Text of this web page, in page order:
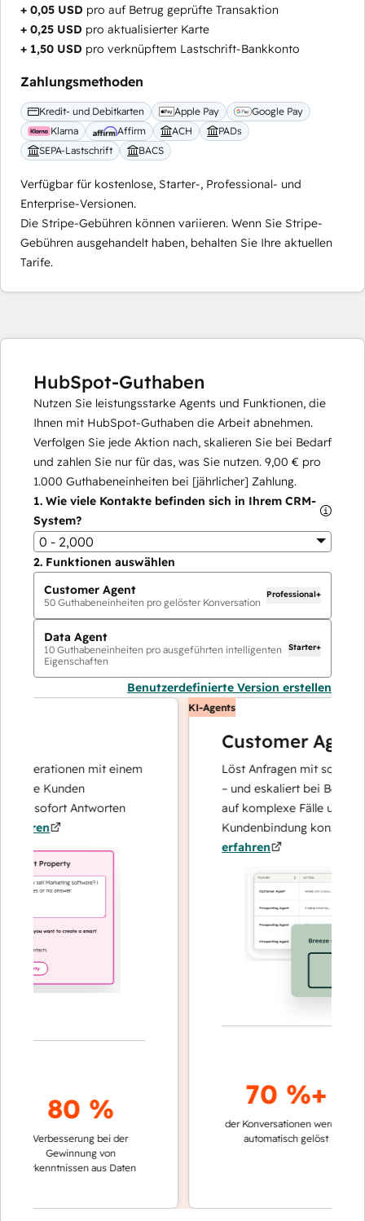
+ 0,05 USD pro auf Betrug geprüfte Transaktion
+ 0,25 USD pro aktualisierter Karte
+ 1,50 USD pro verknüpftem Lastschrift-Bankkonto
Zahlungsmethoden
Kredit- und Debitkarten Apple Pay
Google Pay
Klarna
Affirm ACH
PADs
SEPA-Lastschrift
BACS
Verfügbar für kostenlose, Starter-, Professional- und
Enterprise-Versionen.
Die Stripe-Gebühren können variieren. Wenn Sie Stripe-
Gebühren ausgehandelt haben, behalten Sie Ihre aktuellen
Tarife.
HubSpot-Guthaben
Nutzen Sie leistungsstarke Agents und Funktionen, die
Ihnen mit HubSpot-Guthaben die Arbeit abnehmen.
Verfolgen Sie jede Aktion nach, skalieren Sie bei Bedarf
und zahlen Sie nur für das, was Sie nutzen. 9,00 € pro
1.000 Guthabeneinheiten bei [jährlicher] Zahlung.
1. Wie viele Kontakte befinden sich in Ihrem CRM-
System?
0 - 2,000
2. Funktionen auswählen
Customer Agent
50 Guthabeneinheiten pro gelöster Konversation
Professional+
Data Agent
10 Guthabeneinheiten pro ausgeführten intelligenten
Eigenschaften
Starter+
Benutzerdefinierte Version erstellen
mit einem
Kunden
sofort Antworten
80 %
Verbesserung bei der
Gewinnung von
Erkenntnissen aus Daten
KI-Agents
Customer Agent
Löst Anfragen mit schnellen,
– und eskaliert bei Bedarf,
auf komplexe Fälle und den
Kundenbindung
erfahren
70 %+
der Konversationen werden
automatisch gelöst